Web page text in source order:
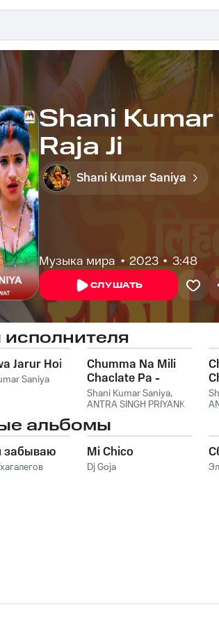
Shani
Raja Ji
Shani Kumar Saniya
Музыка мира 2023 3:48
СЛУШАТЬ
Jarur Hoi
Saniya
Chumma Na Mili
Chaclate Pa -
Single
Shani Kumar Saniya,
ANTRA SINGH PRIYANKA
альбомы
забываю Mi Chico
Dj Goja